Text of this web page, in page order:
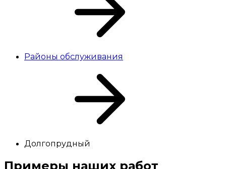
Районы обслуживания
Долгопрудный
Примеры наших работ